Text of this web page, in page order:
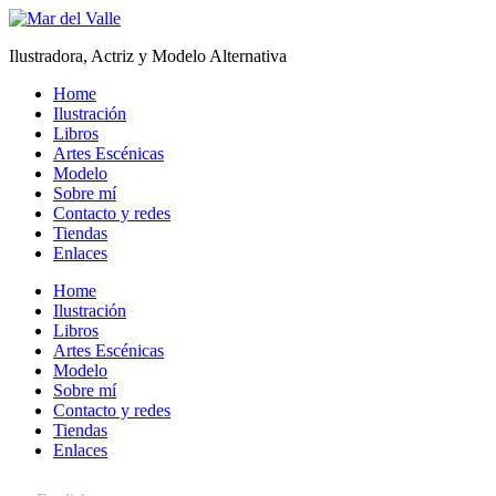
Ilustradora, Actriz y Modelo Alternativa
Home
Ilustración
Libros
Artes Escénicas
Modelo
Sobre mí
Contacto y redes
Tiendas
Enlaces
Home
Ilustración
Libros
Artes Escénicas
Modelo
Sobre mí
Contacto y redes
Tiendas
Enlaces